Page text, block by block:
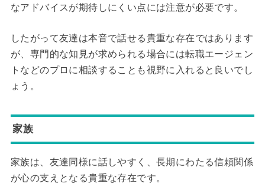
なアドバイスが期待しにくい点には注意が必要です。
したがって友達は本音で話せる貴重な存在ではあります
が、専門的な知見が求められる場合には転職エージェン
トなどのプロに相談することも視野に入れると良いでし
ょう。
家族
家族は、友達同様に話しやすく、長期にわたる信頼関係
が心の支えとなる貴重な存在です。